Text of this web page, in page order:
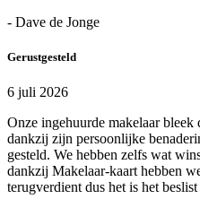
- Dave de Jonge
Gerustgesteld
6 juli 2026
Onze ingehuurde makelaar bleek
dankzij zijn persoonlijke
gesteld. We hebben zelfs wat
dankzij Makelaar-kaart hebben
terugverdient dus het is het